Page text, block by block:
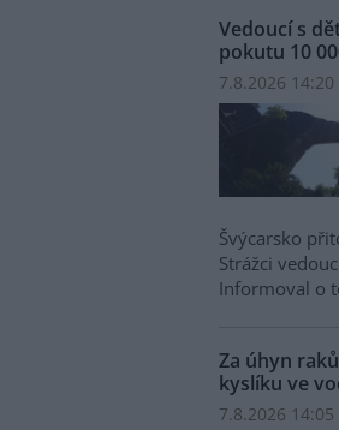
Vedoucí s
pokutu 10
7.8.2026
Švýcarsko
Strážci
Informoval o
Za úhyn
kyslíku ve
7.8.2026